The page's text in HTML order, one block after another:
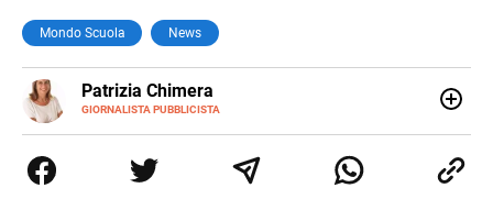
Mondo Scuola News
Patrizia Chimera
GIORNALISTA PUBBLICISTA
E-
MAIL
LINKEDIN
collaborato con grandi gruppi editoriali e agenzie di
comunicazione specializzandosi nella scrittura di articoli